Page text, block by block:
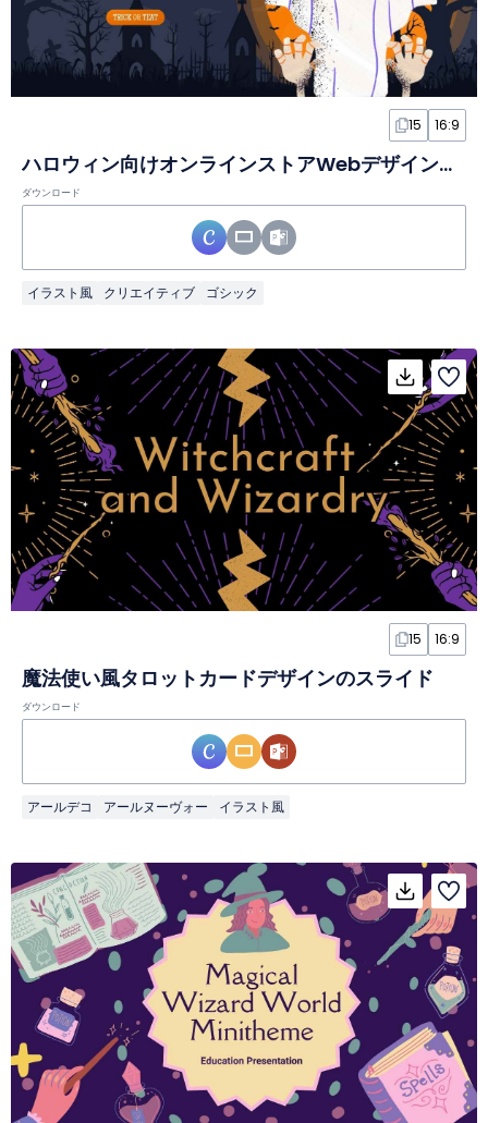
15 16:9
ハロウィン向けオンラインストアWebデザインスライド
ダウンロード
イラスト風 クリエイティブ ゴシック
15 16:9
魔法使い風タロットカードデザインのスライド
ダウンロード
アールデコ アールヌーヴォー イラスト風